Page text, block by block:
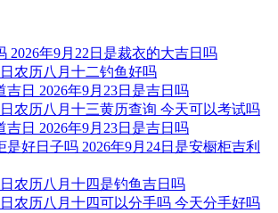
懿千 心宇
佩心 炎心
心卓 文戈
2026年9月22日是裁衣的大吉日吗
日农历八月十二钓鱼好吗
吉日 2026年9月23日是吉日吗
日农历八月十三黄历查询 今天可以考试吗
吉日 2026年9月23日是吉日吗
是好日子吗 2026年9月24日是安橱柜吉利
日农历八月十四是钓鱼吉日吗
日农历八月十四可以分手吗 今天分手好吗